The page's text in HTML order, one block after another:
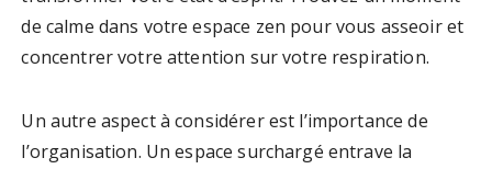
de calme dans votre espace zen pour vous asseoir et
concentrer votre attention sur votre respiration.
Un autre aspect à considérer est l’importance de
l’organisation. Un espace surchargé entrave la